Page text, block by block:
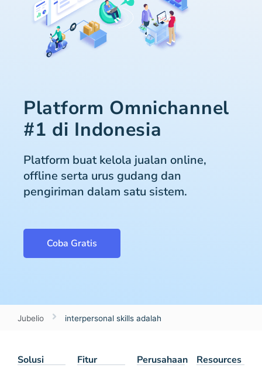
Platform Omnichannel
#1 di Indonesia
Platform buat kelola jualan online,
offline serta urus gudang dan
pengiriman dalam satu sistem.
Coba Gratis
Jubelio interpersonal skills adalah
Solusi Fitur Perusahaan Resources